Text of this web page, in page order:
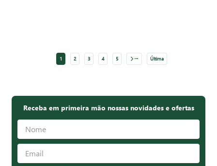
1 2 3 4 5 ProximaÚltima
Receba em primeira mão nossas novidades e ofertas